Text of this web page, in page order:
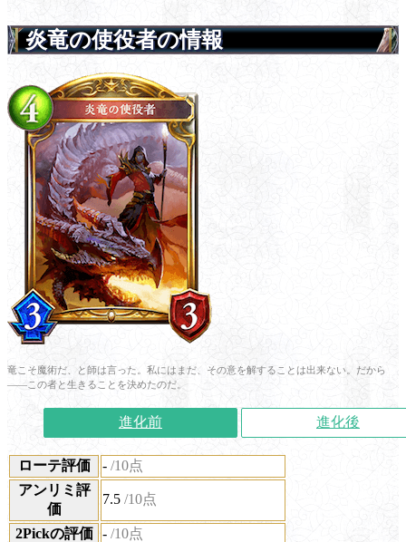
炎竜の使役者の情報
竜こそ魔術だ、と師は言った。私にはまだ、その意を解することは出来ない。だから
――この者と生きることを決めたのだ。
進化前 進化後
ローテ評価 - /10点
アンリミ評
価
7.5 /10点
2Pickの評価 - /10点